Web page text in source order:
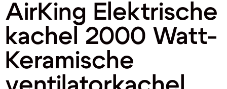
AirKing Elektrische
kachel 2000 Watt-
Keramische